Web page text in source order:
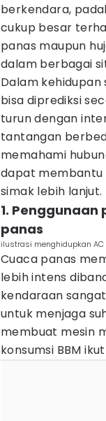
berkendara,
cukup besar
panas maupun
dalam berbagai
Dalam
bisa diprediksi
turun dengan
tantangan
memahami
dapat membantu
simak lebih lanjut.
1.
panas
ilustrasi menghidupkan
Cuaca panas
lebih intens
kendaraan
untuk menjaga
membuat mesin
konsumsi BBM